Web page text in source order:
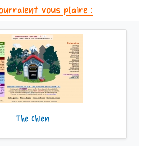
vous plaire :
The Chien